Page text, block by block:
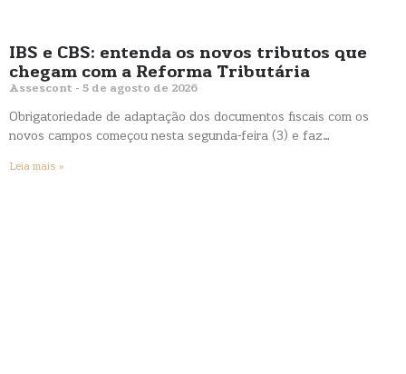
IBS e CBS: entenda os novos tributos que
chegam com a Reforma Tributária
Assescont 5 de agosto de 2026
Obrigatoriedade de adaptação dos documentos fiscais com os
novos campos começou nesta segunda-feira (3) e faz…
Leia mais »